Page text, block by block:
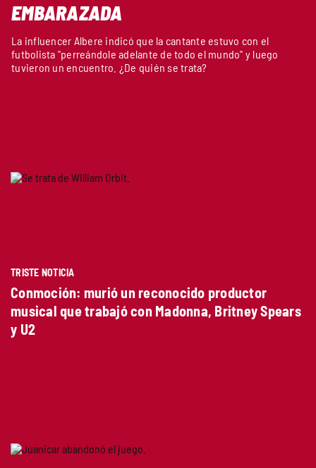
EMBARAZADA
La influencer Albere indicó que la cantante estuvo con el
futbolista "perreándole adelante de todo el mundo" y luego
tuvieron un encuentro. ¿De quién se trata?
TRISTE NOTICIA
Conmoción: murió un reconocido productor
musical que trabajó con Madonna, Britney Spears
y U2